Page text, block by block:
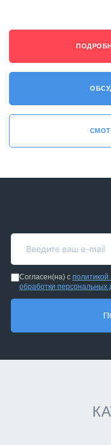
Согласен(на) с
обработки персональных